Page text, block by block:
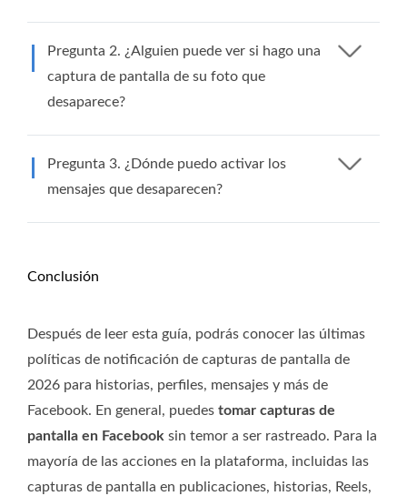
Pregunta 2. ¿Alguien puede ver si hago una
captura de pantalla de su foto que
desaparece?
Pregunta 3. ¿Dónde puedo activar los
mensajes que desaparecen?
Conclusión
Después de leer esta guía, podrás conocer las últimas
políticas de notificación de capturas de pantalla de
2026 para historias, perfiles, mensajes y más de
Facebook. En general, puedes tomar capturas de
pantalla en Facebook sin temor a ser rastreado. Para la
mayoría de las acciones en la plataforma, incluidas las
capturas de pantalla en publicaciones, historias, Reels,